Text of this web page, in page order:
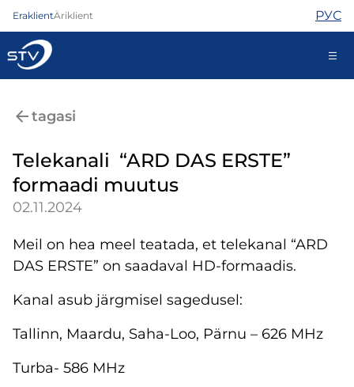
EraklientÄriklient РУС
Internet
TV
Telefon
Abi
Pood
Kontaktid
tagasi
Telekanali “ARD DAS ERSTE”
formaadi muutus
02.11.2024
Meil on hea meel teatada, et telekanal “ARD
DAS ERSTE” on saadaval HD-formaadis.
Kanal asub järgmisel sagedusel:
Tallinn, Maardu, Saha-Loo, Pärnu – 626 MHz
Turba- 586 MHz